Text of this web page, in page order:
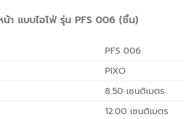
น้า แบบไอโฟ่ รุ่น PFS 006 (ชิ้น)
PFS 006
PIXO
8.50 เซนติเมตร
12.00 เซนติเมตร